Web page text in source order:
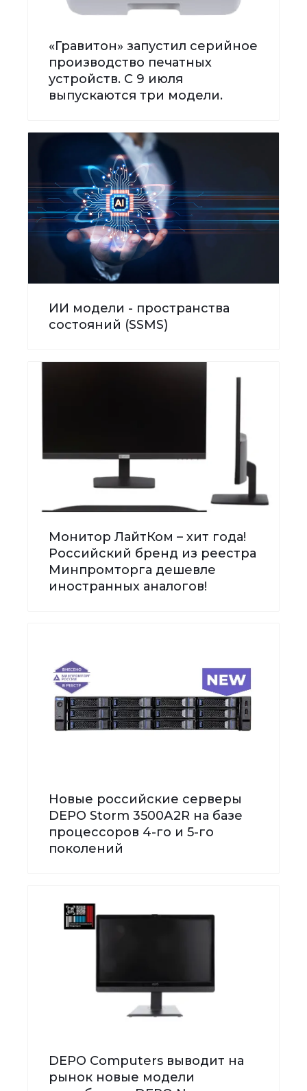
«Гравитон» запустил серийное
производство печатных
устройств. С 9 июля
выпускаются три модели.
ИИ модели - пространства
состояний (SSMS)
Монитор ЛайтКом – хит года!
Российский бренд из реестра
Минпромторга дешевле
иностранных аналогов!
Новые российские серверы
DEPO Storm 3500А2R на базе
процессоров 4-го и 5-го
поколений
DEPO Computers выводит на
рынок новые модели